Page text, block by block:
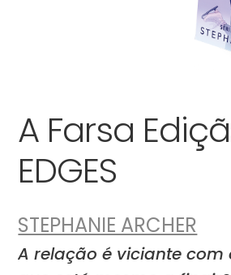
A Farsa
EDGES
STEPHANIE ARCHER
A relação é viciante com